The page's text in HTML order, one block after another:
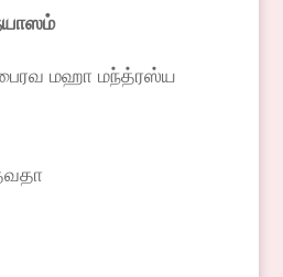
மஹா மந்த்ரஸ்ய